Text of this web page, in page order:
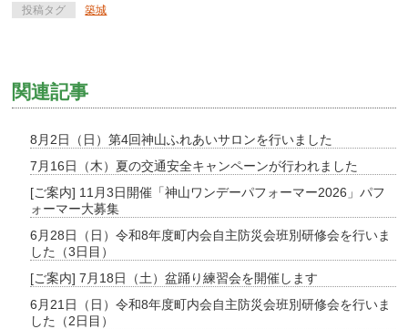
投稿タグ 築城
関連記事
8月2日（日）第4回神山ふれあいサロンを行いました
7月16日（木）夏の交通安全キャンペーンが行われました
[ご案内] 11月3日開催「神山ワンデーパフォーマー2026」パフ
ォーマー大募集
6月28日（日）令和8年度町内会自主防災会班別研修会を行いま
した（3日目）
[ご案内] 7月18日（土）盆踊り練習会を開催します
6月21日（日）令和8年度町内会自主防災会班別研修会を行いま
した（2日目）